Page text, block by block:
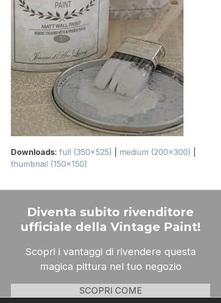
Downloads:full (350x525) medium (200x300)
thumbnail (150x150)
Diventa subito rivenditore
ufficiale della Vintage Paint!
Scopri i vantaggi di rivendere questa
magica pittura nel tuo negozio
SCOPRI COME